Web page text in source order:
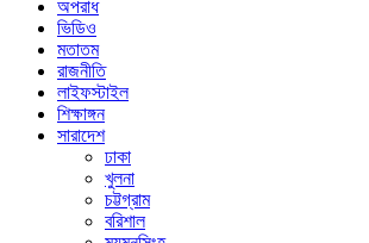
অপরাধ
ভিডিও
মতাতম
রাজনীতি
লাইফস্টাইল
শিক্ষাঙ্গন
সারাদেশ
ঢাকা
খুলনা
চট্টগ্রাম
বরিশাল